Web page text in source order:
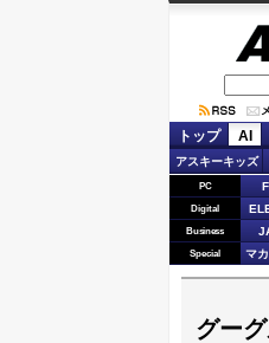
トップ AI
アスキーキッズ
PC
Digital
Business
Special マ
グー